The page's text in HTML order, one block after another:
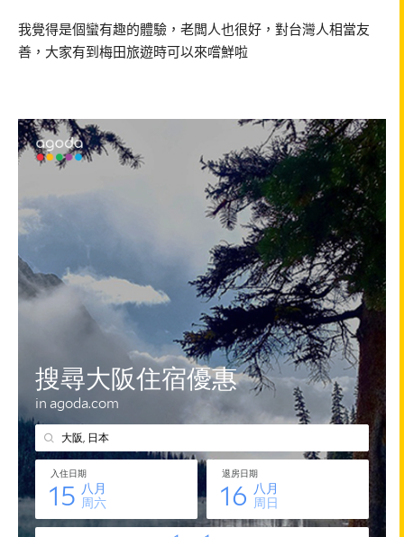
我覺得是個蠻有趣的體驗，老闆人也很好，對台灣人相當友
善，大家有到梅田旅遊時可以來嚐鮮啦